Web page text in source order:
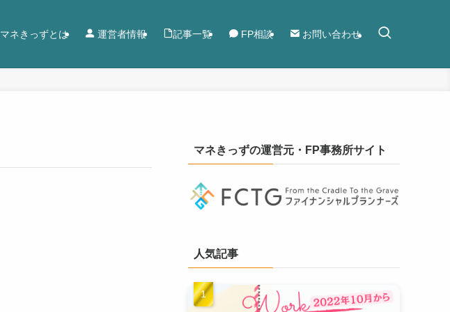
マネきっずとは 運営者情報 記事一覧 FP相談 お問い合わせ
マネきっずの運営元・FP事務所サイト
人気記事